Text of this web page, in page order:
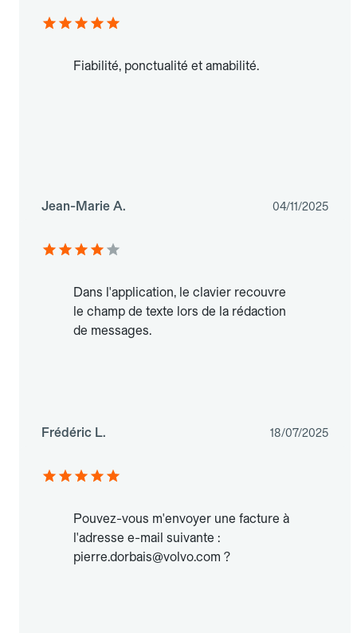
Fiabilité, ponctualité et amabilité.
Jean-Marie A. 04/11/2025
Dans l'application, le clavier recouvre
le champ de texte lors de la rédaction
de messages.
Frédéric L. 18/07/2025
Pouvez-vous m'envoyer une facture à
l'adresse e-mail suivante :
pierre.dorbais@volvo.com ?